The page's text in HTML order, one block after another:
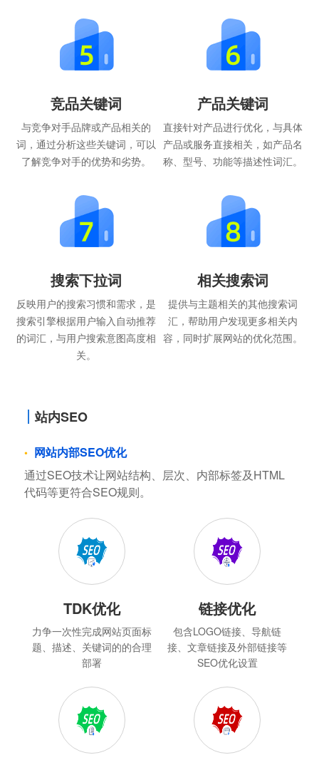
竞品关键词
与竞争对手品牌或产品相关的
词，通过分析这些关键词，可以
了解竞争对手的优势和劣势。
产品关键词
直接针对产品进行优化，与具体
产品或服务直接相关，如产品名
称、型号、功能等描述性词汇。
搜索下拉词
反映用户的搜索习惯和需求，是
搜索引擎根据用户输入自动推荐
的词汇，与用户搜索意图高度相
关。
相关搜索词
提供与主题相关的其他搜索词
汇，帮助用户发现更多相关内
容，同时扩展网站的优化范围。
站内SEO
网站内部SEO优化
通过SEO技术让网站结构、层次、内部标签及HTML
代码等更符合SEO规则。
TDK优化
力争一次性完成网站页面标
题、描述、关键词的的合理
部署
链接优化
包含LOGO链接、导航链
接、文章链接及外部链接等
SEO优化设置